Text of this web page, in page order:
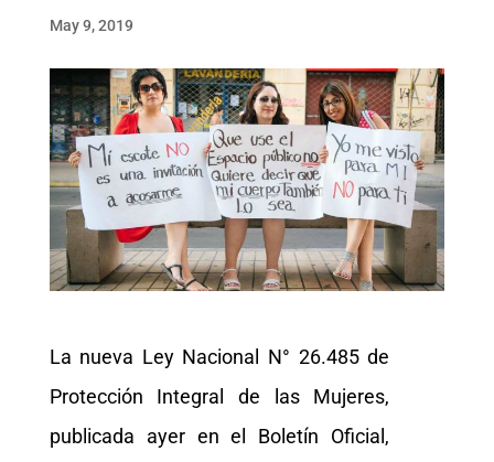
May 9, 2019
La nueva Ley Nacional N° 26.485 de
Protección Integral de las Mujeres,
publicada ayer en el Boletín Oficial,